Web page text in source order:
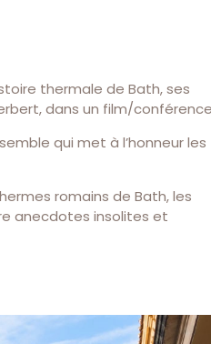
thermale de Bath, ses
dans un film/
qui met à l’honneur les
romains de Bath, les
anecdotes insolites et